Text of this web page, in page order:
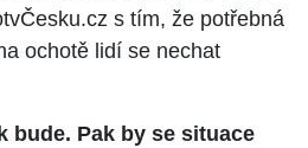
s tím, že potřebná
ochotě lidí se nechat
bude. Pak by se situace